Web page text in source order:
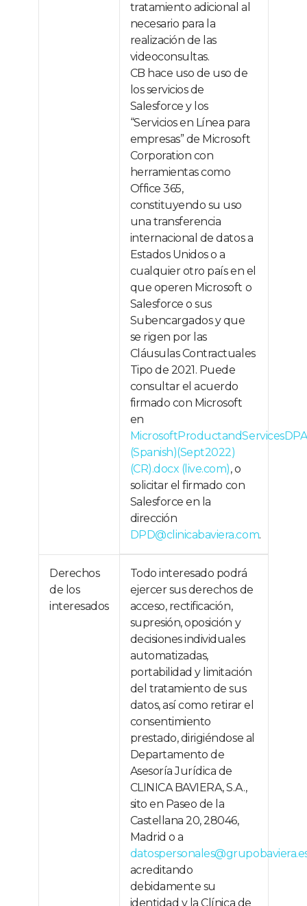
tratamiento adicional al
necesario para la
realización de las
videoconsultas.
CB hace uso de uso de
los servicios de
Salesforce y los
“Servicios en Línea para
empresas” de Microsoft
Corporation con
herramientas como
Office 365,
constituyendo su uso
una transferencia
internacional de datos a
Estados Unidos o a
cualquier otro país en el
que operen Microsoft o
Salesforce o sus
Subencargados y que
se rigen por las
Cláusulas Contractuales
Tipo de 2021. Puede
consultar el acuerdo
firmado con Microsoft
en
(Spanish)(Sept2022)
(CR).docx (live.com), o
solicitar el firmado con
Salesforce en la
dirección
DPD@clinicabaviera.com.
Derechos
de los
interesados
Todo interesado podrá
ejercer sus derechos de
acceso, rectificación,
supresión, oposición y
decisiones individuales
automatizadas,
portabilidad y limitación
del tratamiento de sus
datos, así como retirar el
consentimiento
prestado, dirigiéndose al
Departamento de
Asesoría Jurídica de
CLINICA BAVIERA, S.A.,
sito en Paseo de la
Castellana 20, 28046,
Madrid o a
acreditando
debidamente su
identidad y la Clínica de